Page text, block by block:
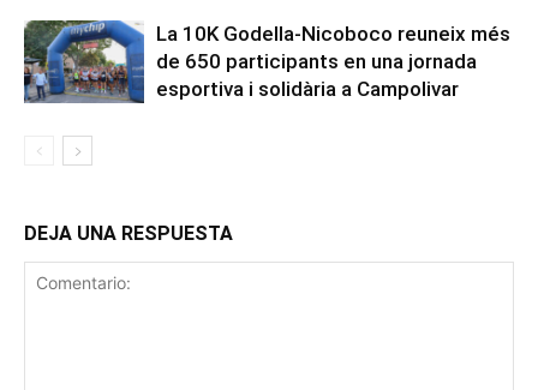
La 10K Godella-Nicoboco reuneix més
de 650 participants en una jornada
esportiva i solidària a Campolivar
DEJA UNA RESPUESTA